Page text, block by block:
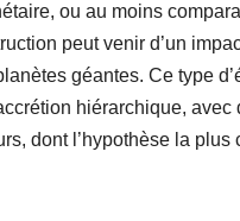
ou au moins
peut venir d’un
géantes. Ce type
hiérarchique,
dont l’hypothèse la